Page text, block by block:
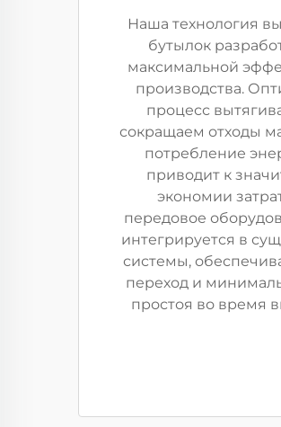
Наша технология
бутылок
максимальной
производства.
процесс
сокращаем отходы
потребление
приводит к
экономии
передовое
интегрируется в
системы,
переход и
простоя во время